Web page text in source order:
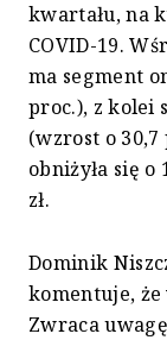
kwartału, na
COVID-19.
ma segment
proc.), z kolei
(wzrost o 30,7
obniżyła się o
zł.
Dominik
komentuje,
Zwraca